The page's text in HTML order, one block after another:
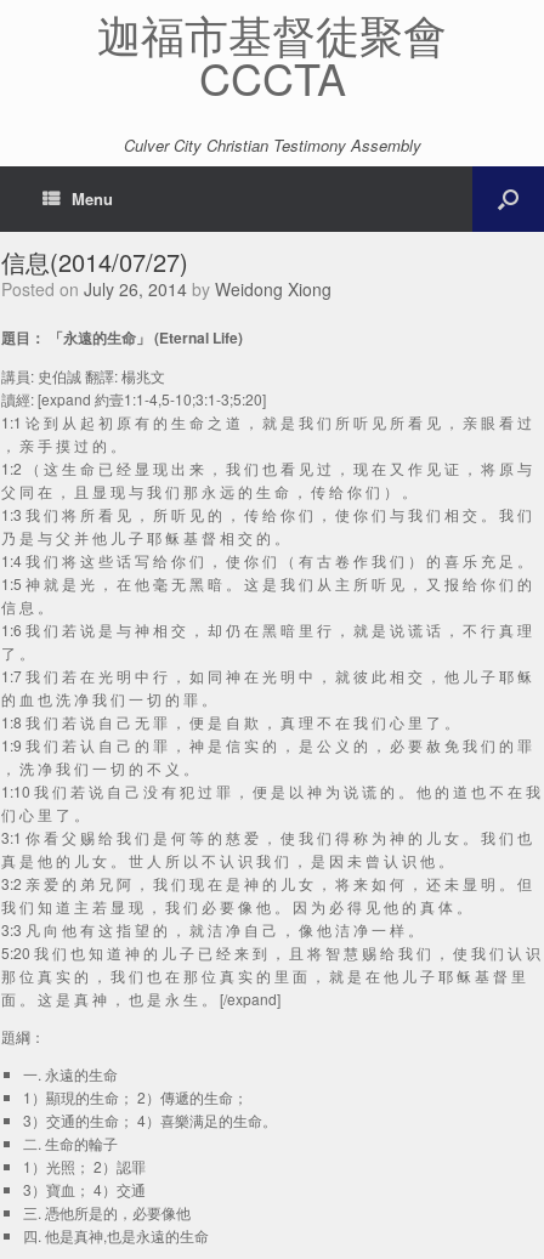
迦福市基督徒聚會
CCCTA
Culver City Christian Testimony Assembly
Menu
信息(2014/07/27)
Posted on July 26, 2014 by Weidong Xiong
題目： 「永遠的生命」 (Eternal Life)
講員: 史伯誠 翻譯: 楊兆文
讀經: [expand 約壹1:1-4,5-10;3:1-3;5:20]
1:1 论 到 从 起 初 原 有 的 生 命 之 道 ， 就 是 我 们 所 听 见 所 看 见 ， 亲 眼 看 过
， 亲 手 摸 过 的 。
1:2 （ 这 生 命 已 经 显 现 出 来 ， 我 们 也 看 见 过 ， 现 在 又 作 见 证 ， 将 原 与
父 同 在 ， 且 显 现 与 我 们 那 永 远 的 生 命 ， 传 给 你 们 ） 。
1:3 我 们 将 所 看 见 ， 所 听 见 的 ， 传 给 你 们 ， 使 你 们 与 我 们 相 交 。 我 们
乃 是 与 父 并 他 儿 子 耶 稣 基 督 相 交 的 。
1:4 我 们 将 这 些 话 写 给 你 们 ， 使 你 们 （ 有 古 卷 作 我 们 ） 的 喜 乐 充 足 。
1:5 神 就 是 光 ， 在 他 毫 无 黑 暗 。 这 是 我 们 从 主 所 听 见 ， 又 报 给 你 们 的
信 息 。
1:6 我 们 若 说 是 与 神 相 交 ， 却 仍 在 黑 暗 里 行 ， 就 是 说 谎 话 ， 不 行 真 理
了 。
1:7 我 们 若 在 光 明 中 行 ， 如 同 神 在 光 明 中 ， 就 彼 此 相 交 ， 他 儿 子 耶 稣
的 血 也 洗 净 我 们 一 切 的 罪 。
1:8 我 们 若 说 自 己 无 罪 ， 便 是 自 欺 ， 真 理 不 在 我 们 心 里 了 。
1:9 我 们 若 认 自 己 的 罪 ， 神 是 信 实 的 ， 是 公 义 的 ， 必 要 赦 免 我 们 的 罪
， 洗 净 我 们 一 切 的 不 义 。
1:10 我 们 若 说 自 己 没 有 犯 过 罪 ， 便 是 以 神 为 说 谎 的 。 他 的 道 也 不 在 我
们 心 里 了 。
3:1 你 看 父 赐 给 我 们 是 何 等 的 慈 爱 ， 使 我 们 得 称 为 神 的 儿 女 。 我 们 也
真 是 他 的 儿 女 。 世 人 所 以 不 认 识 我 们 ， 是 因 未 曾 认 识 他 。
3:2 亲 爱 的 弟 兄 阿 ， 我 们 现 在 是 神 的 儿 女 ， 将 来 如 何 ， 还 未 显 明 。 但
我 们 知 道 主 若 显 现 ， 我 们 必 要 像 他 。 因 为 必 得 见 他 的 真 体 。
3:3 凡 向 他 有 这 指 望 的 ， 就 洁 净 自 己 ， 像 他 洁 净 一 样 。
5:20 我 们 也 知 道 神 的 儿 子 已 经 来 到 ， 且 将 智 慧 赐 给 我 们 ， 使 我 们 认 识
那 位 真 实 的 ， 我 们 也 在 那 位 真 实 的 里 面 ， 就 是 在 他 儿 子 耶 稣 基 督 里
面 。 这 是 真 神 ， 也 是 永 生 。 [/expand]
題綱：
一. 永遠的生命
1）顯現的生命； 2）傳遞的生命；
3）交通的生命； 4）喜樂满足的生命。
二. 生命的輪子
1）光照； 2）認罪
3）寶血； 4）交通
三. 憑他所是的，必要像他
四. 他是真神,也是永遠的生命